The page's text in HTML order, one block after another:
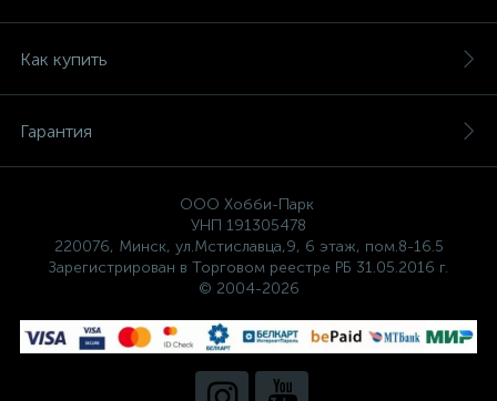
Как купить
Гарантия
ООО Хобби-Парк
УНП 191305478
220076, Минск, ул.Мстиславца,9, 6 этаж, пом.8-16.5
Зарегистрирован в Торговом реестре РБ 31.05.2016 г.
© 2004-2026